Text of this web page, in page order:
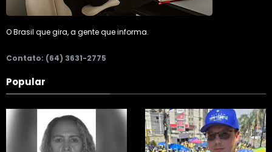
O Brasil que gira, a gente que informa.
Contato: (64) 3631-2775
Popular